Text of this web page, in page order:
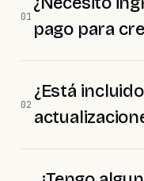
01
pago para
02
¿Está